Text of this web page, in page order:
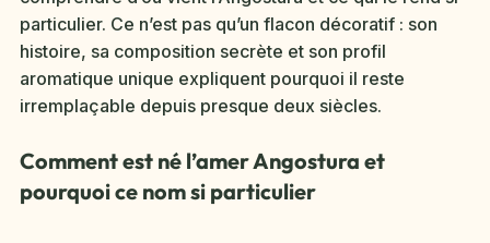
particulier. Ce n’est pas qu’un flacon décoratif : son
histoire, sa composition secrète et son profil
aromatique unique expliquent pourquoi il reste
irremplaçable depuis presque deux siècles.
Comment est né l’amer Angostura et
pourquoi ce nom si particulier